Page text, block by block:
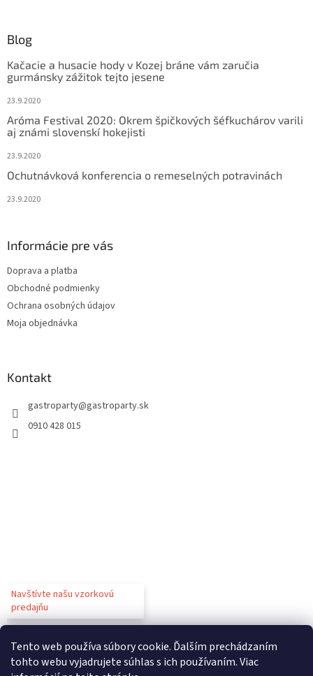
Tento web používa súbory cookie. Ďalším prechádzaním
tohto webu vyjadrujete súhlas s ich používaním. Viac
Blog
Kačacie a husacie hody v Kozej bráne vám zaručia
gurmánsky zážitok tejto jesene
23.9.2020
Aróma Festival 2020: Okrem špičkových šéfkuchárov varili
aj známi slovenskí hokejisti
23.9.2020
Ochutnávková konferencia o remeselných potravinách
23.9.2020
Informácie pre vás
Doprava a platba
Obchodné podmienky
Ochrana osobných údajov
Moja objednávka
Kontakt
gastroparty@gastroparty.sk
0910 428 015
Navštívte našu vzorkovú
predajňu